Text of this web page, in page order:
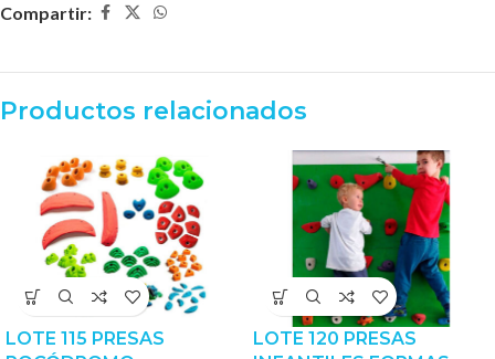
Compartir:
Productos relacionados
LOTE 115 PRESAS
LOTE 120 PRESAS